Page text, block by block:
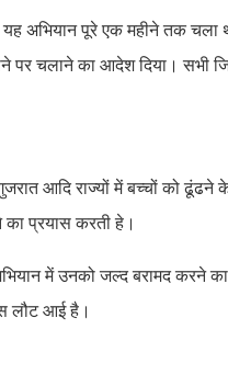
यह अभियान पूरे एक महीने तक
पर चलाने का आदेश दिया। सभी
आदि राज्यों में बच्चों को ढूंढने
प्रयास करती हे।
में उनको जल्द बरामद करने
लौट आई है।